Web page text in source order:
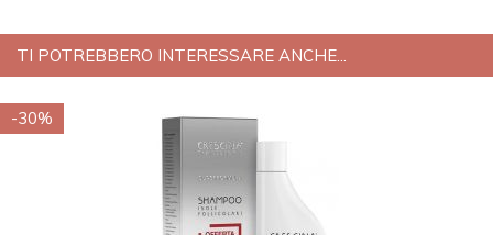
TI POTREBBERO INTERESSARE ANCHE...
-30%